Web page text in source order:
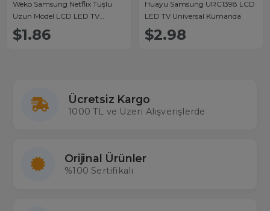
Weko Samsung Netflix Tuşlu
Uzun Model LCD LED TV
Kumandası
$1.86
Huayu Samsung URC1398 LCD
LED TV Universal Kumanda
$2.98
Ücretsiz Kargo
1000 TL ve Üzeri Alışverişlerde
Orijinal Ürünler
%100 Sertifikalı